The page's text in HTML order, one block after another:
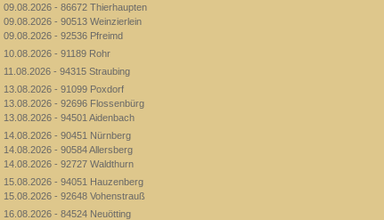
09.08.2026 - 86672 Thierhaupten
09.08.2026 - 90513 Weinzierlein
09.08.2026 - 92536 Pfreimd
10.08.2026 - 91189 Rohr
11.08.2026 - 94315 Straubing
13.08.2026 - 91099 Poxdorf
13.08.2026 - 92696 Flossenbürg
13.08.2026 - 94501 Aidenbach
14.08.2026 - 90451 Nürnberg
14.08.2026 - 90584 Allersberg
14.08.2026 - 92727 Waldthurn
15.08.2026 - 94051 Hauzenberg
15.08.2026 - 92648 Vohenstrauß
16.08.2026 - 84524 Neuötting